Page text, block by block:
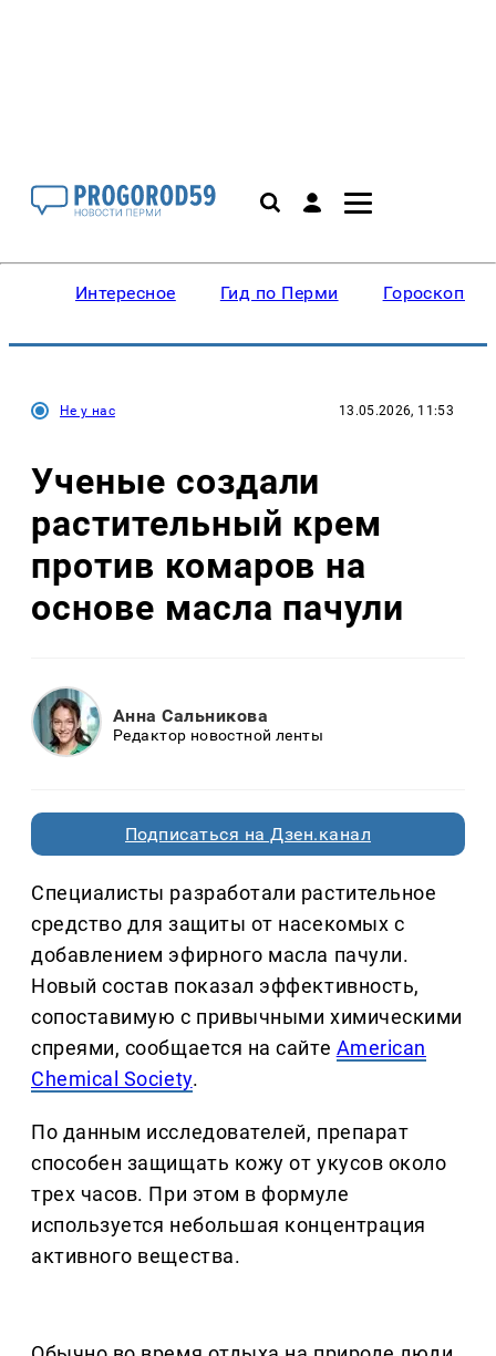
Интересное Гид по Перми Гороскопы
Не у нас 13.05.2026, 11:53
Ученые создали
растительный крем
против комаров на
основе масла пачули
Анна Сальникова
Редактор новостной ленты
Подписаться на Дзен.канал
Специалисты разработали растительное
средство для защиты от насекомых с
добавлением эфирного масла пачули.
Новый состав показал эффективность,
сопоставимую с привычными химическими
спреями, сообщается на сайте American
Chemical Society.
По данным исследователей, препарат
способен защищать кожу от укусов около
трех часов. При этом в формуле
используется небольшая концентрация
активного вещества.